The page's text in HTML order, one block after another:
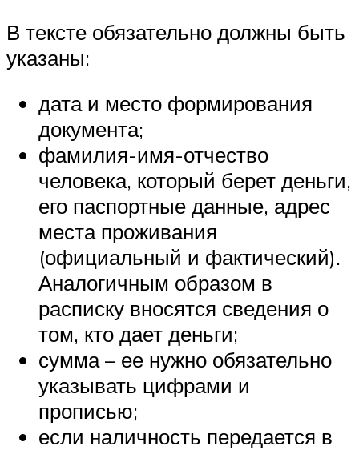
В тексте обязательно должны быть
указаны:
дата и место формирования
документа;
фамилия-имя-отчество
человека, который берет деньги,
его паспортные данные, адрес
места проживания
(официальный и фактический).
Аналогичным образом в
расписку вносятся сведения о
том, кто дает деньги;
сумма – ее нужно обязательно
указывать цифрами и
прописью;
если наличность передается в